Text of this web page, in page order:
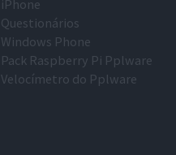
iPhone
Questionários
Windows Phone
Pack Raspberry Pi Pplware
Velocímetro do Pplware